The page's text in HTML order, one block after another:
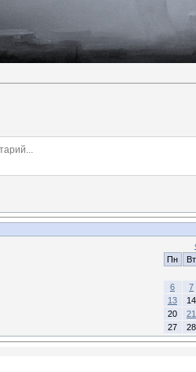
Пн
Вт
6
7
13
14
20
21
27
28